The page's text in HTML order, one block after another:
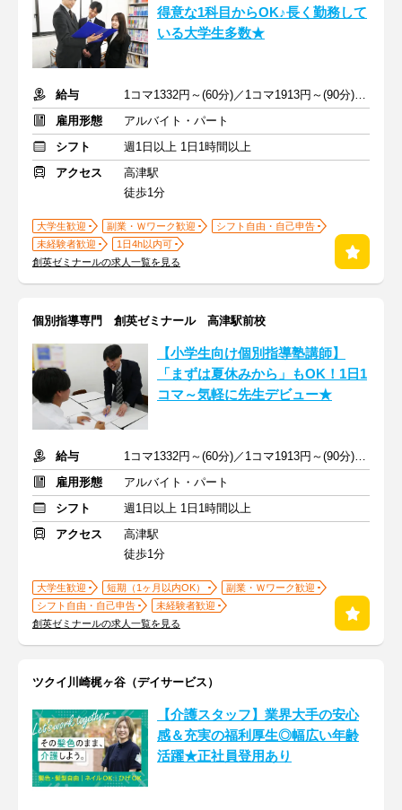
得意な1科目からOK♪長く勤務して
いる大学生多数★
給与
1コマ1332円～(60分)／1コマ1913円～(90分) ※準備報告手当込み
雇用形態
アルバイト・パート
シフト
週1日以上 1日1時間以上
アクセス
高津駅
徒歩1分
大学生歓迎 副業・Ｗワーク歓迎
シフト自由・自己申告
未経験者歓迎
1日4h以内可
創英ゼミナールの求人一覧を見る
個別指導専門 創英ゼミナール 高津駅前校
【小学生向け個別指導塾講師】
「まずは夏休みから」もOK！1日1
コマ～気軽に先生デビュー★
給与
1コマ1332円～(60分)／1コマ1913円～(90分) ※準備報告手当込み
雇用形態
アルバイト・パート
シフト
週1日以上 1日1時間以上
アクセス
高津駅
徒歩1分
大学生歓迎 短期（1ヶ月以内OK）
副業・Ｗワーク歓迎
シフト自由・自己申告
未経験者歓迎
創英ゼミナールの求人一覧を見る
ツクイ川崎梶ヶ谷（デイサービス）
【介護スタッフ】業界大手の安心
感＆充実の福利厚生◎幅広い年齢
活躍★正社員登用あり